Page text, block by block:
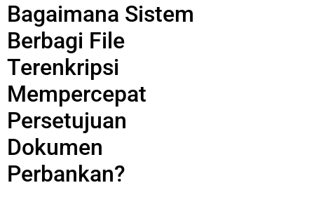
Bagaimana Sistem
Berbagi File
Terenkripsi
Mempercepat
Persetujuan
Dokumen
Perbankan?